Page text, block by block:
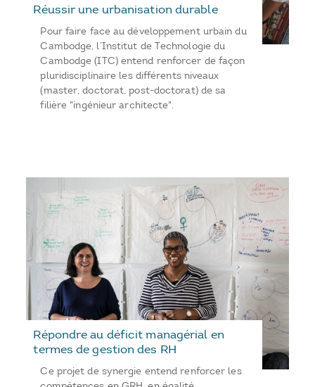
Réussir une urbanisation durable
Pour faire face au développement urbain du
Cambodge, l’Institut de Technologie du
Cambodge (ITC) entend renforcer de façon
pluridisciplinaire les différents niveaux
(master, doctorat, post-doctorat) de sa
filière "ingénieur architecte".
Répondre au déficit managérial en
termes de gestion des RH
Ce projet de synergie entend renforcer les